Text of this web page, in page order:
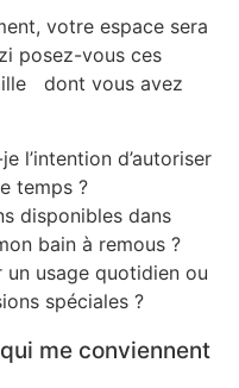
votre espace sera
posez-vous ces
dont vous avez
l’intention d’autoriser
temps ?
disponibles dans
bain à remous ?
usage quotidien ou
spéciales ?
me conviennent